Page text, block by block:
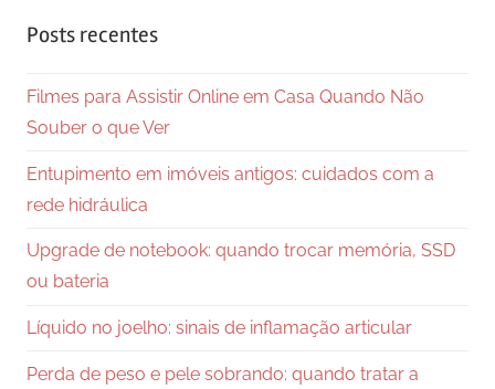
Posts recentes
Filmes para Assistir Online em Casa Quando Não
Souber o que Ver
Entupimento em imóveis antigos: cuidados com a
rede hidráulica
Upgrade de notebook: quando trocar memória, SSD
ou bateria
Líquido no joelho: sinais de inflamação articular
Perda de peso e pele sobrando: quando tratar a